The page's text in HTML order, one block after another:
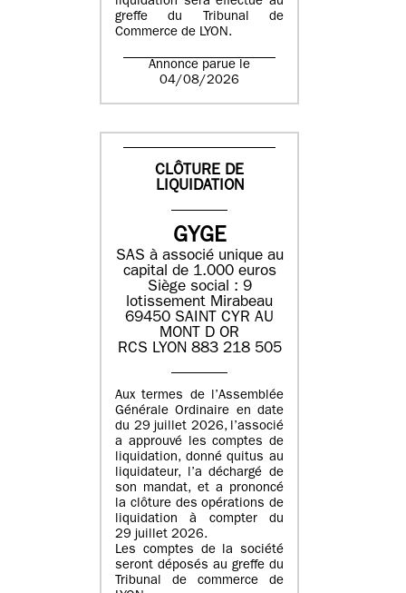
greffe du Tribunal de
Commerce de LYON.
Annonce parue le
04/08/2026
CLÔTURE DE
LIQUIDATION
GYGE
SAS à associé unique au
capital de 1.000 euros
Siège social : 9
lotissement Mirabeau
69450 SAINT CYR AU
MONT D OR
RCS LYON 883 218 505
Aux termes de l’Assemblée
Générale Ordinaire en date
du 29 juillet 2026, l’associé
a approuvé les comptes de
liquidation, donné quitus au
liquidateur, l’a déchargé de
son mandat, et a prononcé
la clôture des opérations de
liquidation à compter du
29 juillet 2026.
Les comptes de la société
seront déposés au greffe du
Tribunal de commerce de